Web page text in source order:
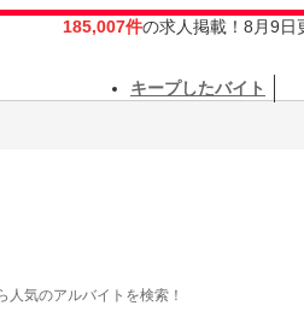
185,007件の求人掲載！8月9日
キープしたバイト
気のアルバイトを検索！